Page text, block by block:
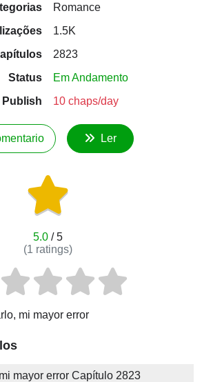
Romance
1.5K
2823
Status
Em Andamento
Publish
10 chaps/day
Ler
5.0/ 5
(1 ratings)
mi mayor error
mayor errorCapítulo 2823